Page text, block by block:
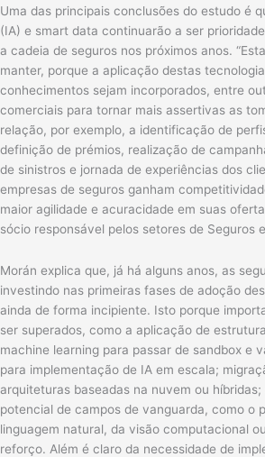
Uma das principais conclusões do estudo é
(IA) e smart data continuarão a ser
a cadeia de seguros nos próximos anos.
manter, porque a aplicação destas
conhecimentos sejam incorporados, entre
comerciais para tornar mais assertivas as
relação, por exemplo, a identificação de
definição de prémios, realização de
de sinistros e jornada de experiências dos
empresas de seguros ganham
maior agilidade e acuracidade em suas
sócio responsável pelos setores de Seguros
Morán explica que, já há alguns anos, as
investindo nas primeiras fases de adoção
ainda de forma incipiente. Isto porque
ser superados, como a aplicação de
machine learning para passar de sandbox e
para implementação de IA em escala;
arquiteturas baseadas na nuvem ou
potencial de campos de vanguarda, como o
linguagem natural, da visão computacional
reforço. Além é claro da necessidade de